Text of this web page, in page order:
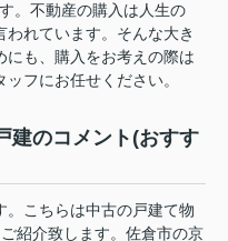
。不動産の購入は人生の
れています。そんな大き
にも、購入をお考えの際は
フにお任せください。
のコメント(おすす
。こちらは中古の戸建て物
紹介致します。佐倉市の京